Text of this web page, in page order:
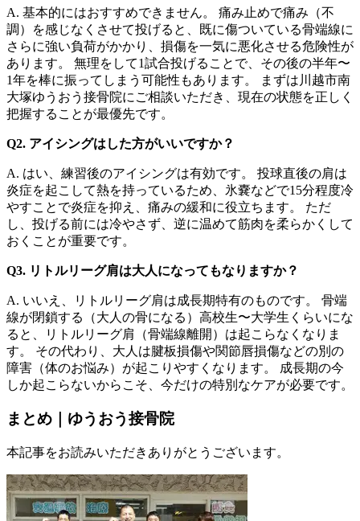
A. 基本的にはおすすめできません。 痛み止めで痛み（不
調）を感じなくさせて投げると、既に傷ついている骨端線に
さらに強い負荷がかかり、損傷を一気に悪化させる危険性が
あります。 無理をして1試合投げることで、その後の半年〜
1年を棒に振ってしまう可能性もあります。 まずは川越市南
大塚ゆうおう接骨院にご相談いただき、現在の状態を正しく
把握することが最優先です。
Q2. アイシングはした方がいいですか？
A. はい、練習後のアイシングは有効です。 投球直後の肩は
炎症を起こして熱を持っているため、氷嚢などで15分程度冷
やすことで炎症を抑え、痛みの緩和に役立ちます。 ただ
し、投げる前には冷やさず、逆に温めて筋肉を柔らかくして
おくことが重要です。
Q3. リトルリーグ肩は大人になってもなりますか？
A. いいえ、リトルリーグ肩は成長期特有のものです。 骨端
線が閉鎖する（大人の骨になる）高校生〜大学生くらいにな
ると、リトルリーグ肩（骨端線離開）は起こらなくなりま
す。 その代わり、大人は腱板損傷や関節唇損傷などの別の
障害（体のお悩み）が起こりやすくなります。 成長期の今
しか起こらないからこそ、今だけの特別なケアが必要です。
まとめ｜ゆうおう接骨院
本記事をお読みいただきありがとうございます。